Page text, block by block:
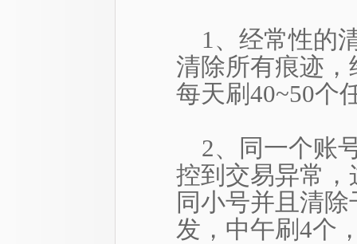
1、经常性的
清除所有痕迹，
每天刷40~50个
2、同一个账
控到交易异常
同小号并且清
发，中午刷4个